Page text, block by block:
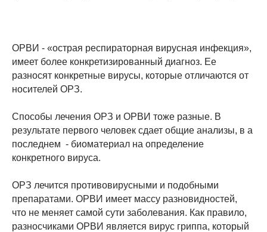
ОРВИ - «острая респираторная вирусная инфекция»,
имеет более конкретизированный диагноз. Ее
разносят конкретные вирусы, которые отличаются от
носителей ОРЗ.
Способы лечения ОРЗ и ОРВИ тоже разные. В
результате первого человек сдает общие анализы, в а
последнем - биоматериал на определение
конкретного вируса.
ОРЗ лечится противовирусными и подобными
препаратами. ОРВИ имеет массу разновидностей,
что не меняет самой сути заболевания. Как правило,
разносчиками ОРВИ является вирус гриппа, который